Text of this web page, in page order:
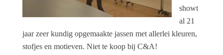
showt
al 21
jaar zeer kundig opgemaakte jassen met allerlei kleuren,
stofjes en motieven. Niet te koop bij C&A!